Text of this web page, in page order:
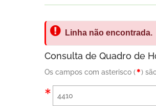
Linha não encontrada.
Consulta de Quadro de
Os campos com asterisco ( )